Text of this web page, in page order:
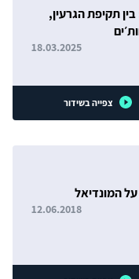
תקיפת הגרעין,
18.03.2025
צפייה בשידור
המונדיאל
12.06.2018